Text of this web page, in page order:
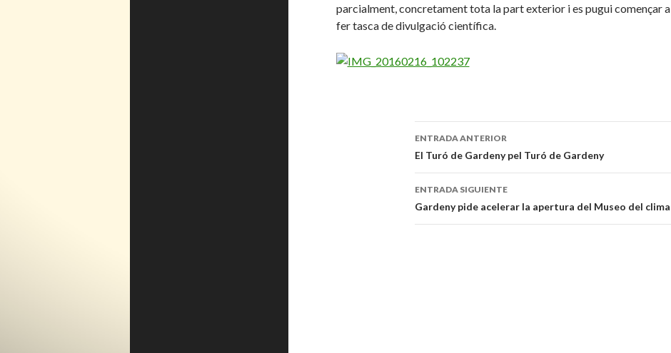
parcialment, concretament tota la part exterior i es pugui començar a
fer tasca de divulgació científica.
Navegación
de
entradas
ENTRADA ANTERIOR
El Turó de Gardeny pel Turó de Gardeny
ENTRADA SIGUIENTE
Gardeny pide acelerar la apertura del Museo del clima